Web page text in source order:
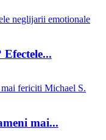
Michael S.
mai...